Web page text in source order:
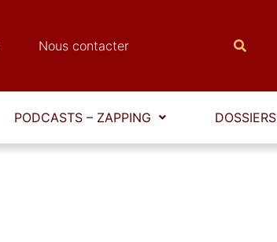
Nous contacter
PODCASTS – ZAPPING DOSSIERS